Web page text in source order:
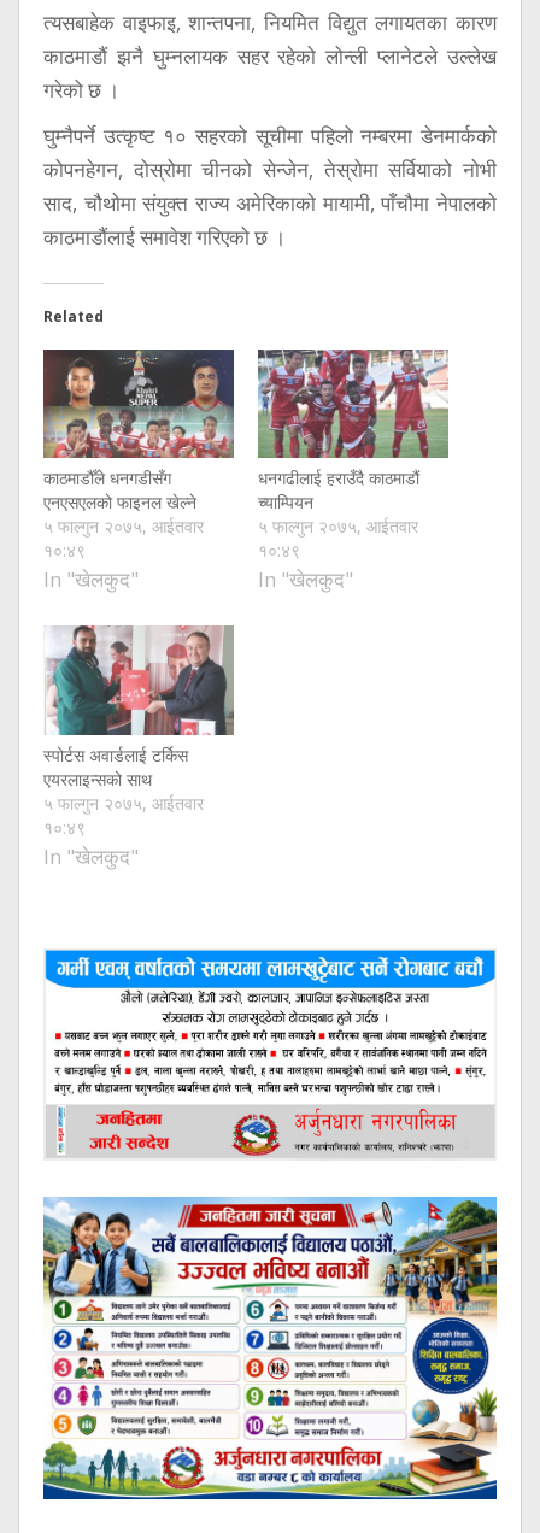
त्यसबाहेक वाइफाइ, शान्तपना, नियमित विद्युत लगायतका कारण
काठमाडौं झनै घुम्नलायक सहर रहेको लोन्ली प्लानेटले उल्लेख
गरेको छ ।
घुम्नैपर्ने उत्कृष्ट १० सहरको सूचीमा पहिलो नम्बरमा डेनमार्कको
कोपनहेगन, दोस्रोमा चीनको सेन्जेन, तेस्रोमा सर्वियाको नोभी
साद, चौथोमा संयुक्त राज्य अमेरिकाको मायामी, पाँचौमा नेपालको
काठमाडौंलाई समावेश गरिएको छ ।
Related
काठमाडौँले धनगडीसँग
एनएसएलको फाइनल खेल्ने
५ फाल्गुन २०७५, आईतवार
१०:४९
In "खेलकुद"
धनगढीलाई हराउँदै काठमाडौं
च्याम्पियन
५ फाल्गुन २०७५, आईतवार
१०:४९
In "खेलकुद"
स्पोर्टस अवार्डलाई टर्किस
एयरलाइन्सको साथ
५ फाल्गुन २०७५, आईतवार
१०:४९
In "खेलकुद"